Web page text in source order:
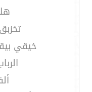
خيقي